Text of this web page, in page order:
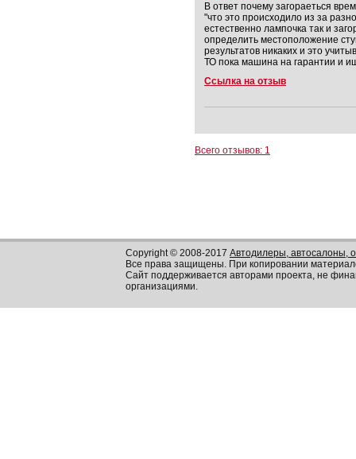
В ответ почему загораеться
"что это происходило из за
естественно лампочка так и
определить местоположение
результатов никаких и это
ТО пока машина на гарантии и
Ссылка на отзыв
Всего отзывов: 1
Copyright © 2008-2017 Автодилеры, автосалоны,
Все права защищены. При копировании
Сайт поддерживается авторами проекта, не
организациями.